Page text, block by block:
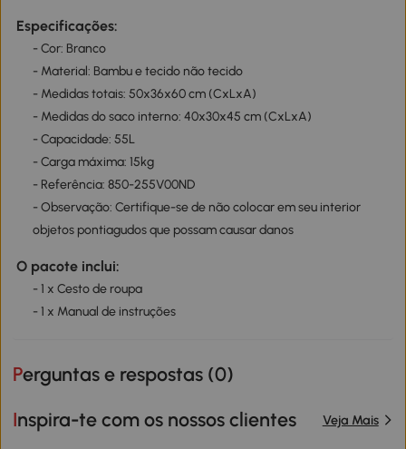
Especificações:
- Cor: Branco
- Material: Bambu e tecido não tecido
- Medidas totais: 50x36x60 cm (CxLxA)
- Medidas do saco interno: 40x30x45 cm (CxLxA)
- Capacidade: 55L
- Carga máxima: 15kg
- Referência: 850-255V00ND
- Observação: Certifique-se de não colocar em seu interior
objetos pontiagudos que possam causar danos
O pacote inclui:
- 1 x Cesto de roupa
- 1 x Manual de instruções
Perguntas e respostas (0)
Inspira-te com os nossos clientes Veja Mais